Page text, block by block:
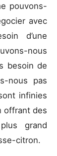
pouvons-
avec
d’une
nous
besoin de
nous pas
infinies
offrant des
grand
citron.